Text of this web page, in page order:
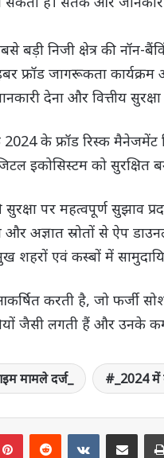
बड़ी निजी क्षेत्र की
फ्रॉड जागरूकता
देना और वित्तीय सुरक्षा
2024 के फ्रॉड रिस्क
इकोसिस्टम को सुरक्षित
पर महत्वपूर्ण सुझाव
स्रोतों से ऐप
शहरों एवं कस्बों में
करती है, जो फर्जी
जैसी लगती हैं और उनके
मामले दर्ज_ _2024 में
PinterestRedditVKontakte
Share via